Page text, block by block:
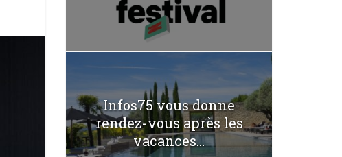
Infos75 vous donne
rendez-vous après les
vacances...